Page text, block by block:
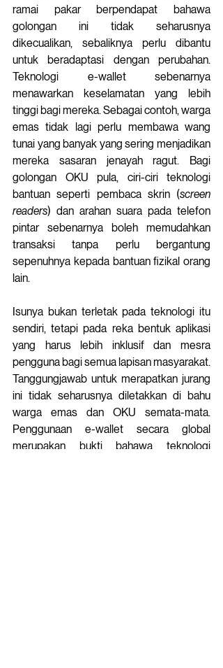
ramai pakar berpendapat bahawa
golongan ini tidak seharusnya
dikecualikan, sebaliknya perlu dibantu
untuk beradaptasi dengan perubahan.
Teknologi e-wallet sebenarnya
menawarkan keselamatan yang lebih
tinggi bagi mereka. Sebagai contoh, warga
emas tidak lagi perlu membawa wang
tunai yang banyak yang sering menjadikan
mereka sasaran jenayah ragut. Bagi
golongan OKU pula, ciri-ciri teknologi
bantuan seperti pembaca skrin (screen
readers) dan arahan suara pada telefon
pintar sebenarnya boleh memudahkan
transaksi tanpa perlu bergantung
sepenuhnya kepada bantuan fizikal orang
lain.
Isunya bukan terletak pada teknologi itu
sendiri, tetapi pada reka bentuk aplikasi
yang harus lebih inklusif dan mesra
pengguna bagi semua lapisan masyarakat.
Tanggungjawab untuk merapatkan jurang
ini tidak seharusnya diletakkan di bahu
warga emas dan OKU semata-mata.
Penggunaan e-wallet secara global
merupakan bukti bahawa teknologi